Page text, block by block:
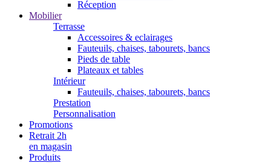
Réception
Mobilier
Terrasse
Accessoires & eclairages
Fauteuils, chaises, tabourets, bancs
Pieds de table
Plateaux et tables
Intérieur
Fauteuils, chaises, tabourets, bancs
Prestation
Personnalisation
Promotions
Retrait 2h
en magasin
Produits